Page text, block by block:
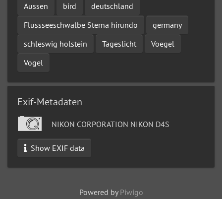
Aussen bird
deutschland
Flussseeschwalbe Sterna hirundo
germany
schleswig holstein
Tageslicht
Voegel
Vogel
Exif-Metadaten
NIKON CORPORATION NIKON D4S
Show EXIF data
Powered by Piwigo